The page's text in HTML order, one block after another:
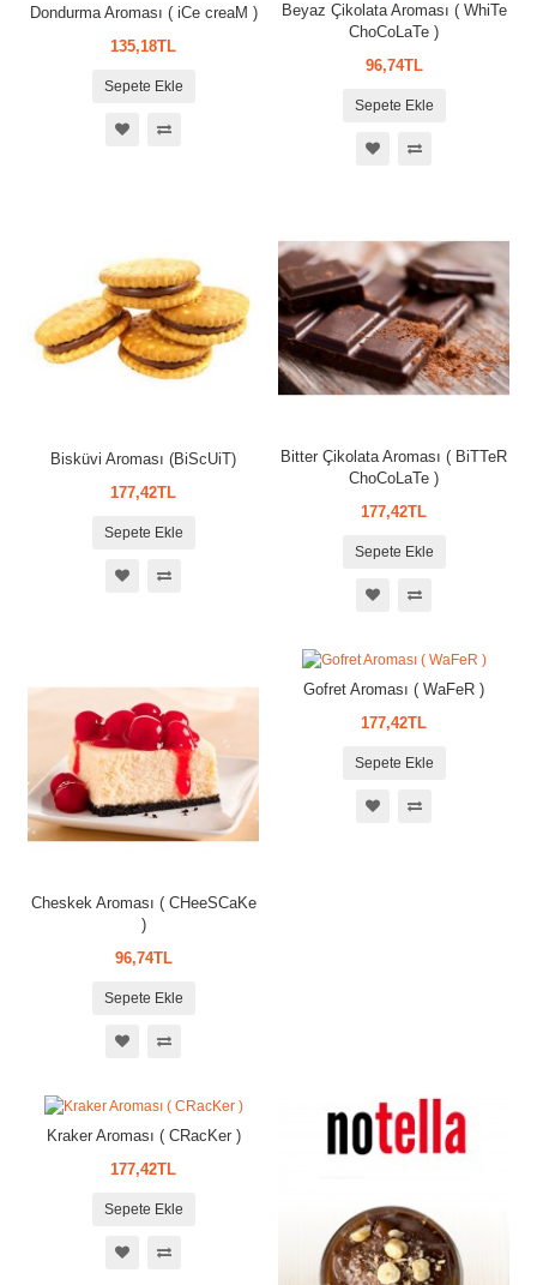
Dondurma Aroması ( iCe creaM )
135,18TL
Sepete Ekle
Beyaz Çikolata Aroması ( WhiTe
ChoCoLaTe )
96,74TL
Sepete Ekle
Bisküvi Aroması (BiScUiT)
177,42TL
Sepete Ekle
Bitter Çikolata Aroması ( BiTTeR
ChoCoLaTe )
177,42TL
Sepete Ekle
Cheskek Aroması ( CHeeSCaKe
)
96,74TL
Sepete Ekle
Gofret Aroması ( WaFeR )
177,42TL
Sepete Ekle
Kraker Aroması ( CRacKer )
177,42TL
Sepete Ekle